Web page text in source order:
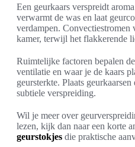
Een geurkaars verspreidt
verwarmt de was en laat
verdampen. Convectiestromen
kamer, terwijl het flakkerende
Ruimtelijke factoren bepalen
ventilatie en waar je de kaars
geursterkte. Plaats
subtiele verspreiding.
Wil je meer over
lezen, kijk dan naar een korte
geurstokjes die praktische